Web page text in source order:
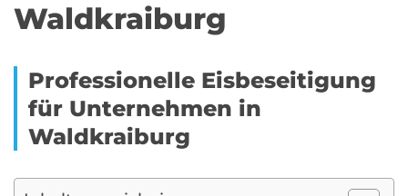
Waldkraiburg
Professionelle Eisbeseitigung
für Unternehmen in
Waldkraiburg